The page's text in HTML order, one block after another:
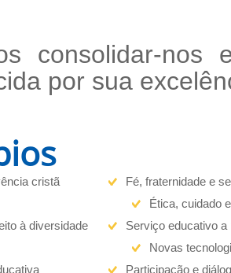
consolidar-
por sua
cristã
Fé, fraternidade e
Ética, cuidado
à diversidade
Serviço educativo a
Novas
Participação e